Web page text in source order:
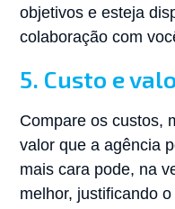
objetivos e esteja
colaboração com
5. Custo e
Compare os custos,
valor que a agência
mais cara pode, na
melhor, justificando